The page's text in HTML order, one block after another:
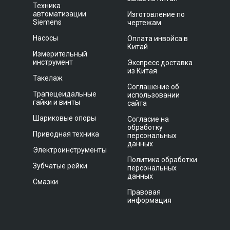
Техника
автоматизации
Siemens
Насосы
Измерительный
инструмент
Такелаж
Трапецеидальные
гайки и винты
Шариковые опоры
Приводная техника
Электроинструменты
Зубчатые рейки
Смазки
Изготовление по
чертежам
Оплата инвойса в
Китай
Экспресс доставка
из Китая
Соглашение об
использовании
сайта
Согласие на
обработку
персональных
данных
Политика обработки
персональных
данных
Правовая
информация